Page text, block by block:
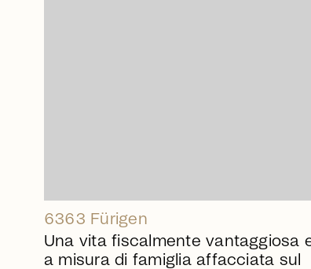
6363 Fürigen
Una vita fiscalmente vantaggiosa
a misura di famiglia affacciata sul